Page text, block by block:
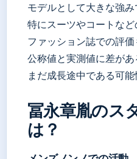
モデルとして大きな強み
特にスーツやコートなど
ファッション誌での評価
公称値と実測値に差があ
まだ成長途中である可能
冨永章胤のス
は？